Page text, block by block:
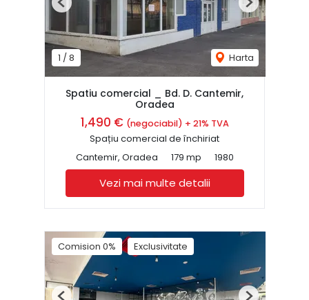
1 /8 Harta
Previous Next
Spatiu comercial _ Bd. D. Cantemir,
Oradea
1,490 € (negociabil) + 21% TVA
Spațiu comercial de închiriat
Cantemir, Oradea
179 mp 1980
Vezi mai multe detalii
Comision 0% Exclusivitate